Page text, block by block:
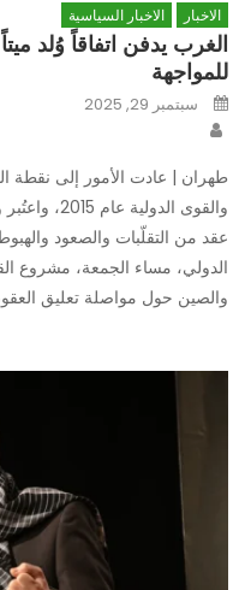
الاخبار الاخبار السياسية
الغرب يدفن اتفاقاً وُلد
للمواجهة
Posted
onسبتمبر 29, 2025
طهران | عادت الأمور إلى نقطة
والقوى
عقد من التقلّبات والصعود
الدولي، مساء الجمعة، مشروع
والصين حول مواصلة تعليق